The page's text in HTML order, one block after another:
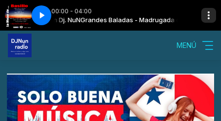
00:00 - 04:00
con Dj. NuNGrandes Baladas - Madrugada con Dj. NuN
Basilio - Costumbres
MENÚ